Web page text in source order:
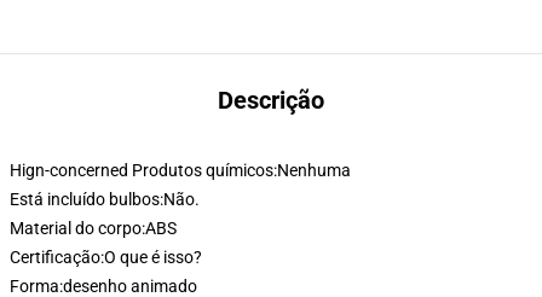
Descrição
Hign-concerned Produtos químicos:Nenhuma
Está incluído bulbos:Não.
Material do corpo:ABS
Certificação:O que é isso?
Forma:desenho animado